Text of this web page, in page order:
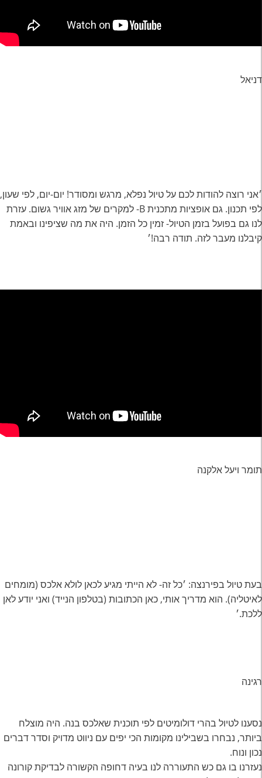
דניאל
׳אני רוצה להודות לכם על טיול נפלא, מרגש ומסודר! יום-יום, לפי שעון,
לפי תכנון. גם אופציות מתכנית B- למקרים של מזג אוויר גשום. עזרת
לנו גם בפועל בזמן הטיול- זמין כל הזמן. היה את מה שציפינו ובאמת
קיבלנו מעבר לזה. תודה רבה!׳
תומר ויעל אלקנה
בעת טיול בפירנצה: ׳כל זה- לא הייתי מגיע לכאן לולא אלכס (מומחים
לאיטליה). הוא מדריך אותי, כאן הכתובות (בטלפון הנייד) ואני יודע לאן
ללכת.׳
רגינה
נסענו לטיול בהרי דולומיטים לפי תוכנית שאלכס בנה. היה מוצלח
ביותר, נבחרו בשבילינו מקומות הכי יפים עם ניווט מדויק וסדר דברים
נכון ונוח.
נעזרנו בו גם כש התעוררה לנו בעיה דחופה הקשורה לבדיקת קורונה